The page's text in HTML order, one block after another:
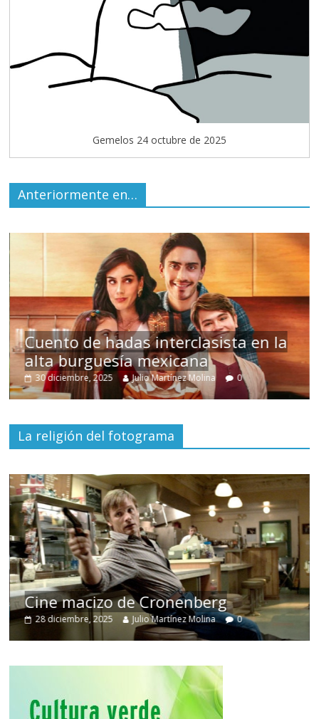
Gemelos 24 octubre de 2025
Anteriormente en…
Cuento de hadas interclasista en la
alta burguesía mexicana
30 diciembre, 2025 Julio Martínez Molina 0
La religión del fotograma
Cine macizo de Cronenberg
28 diciembre, 2025 Julio Martínez Molina 0